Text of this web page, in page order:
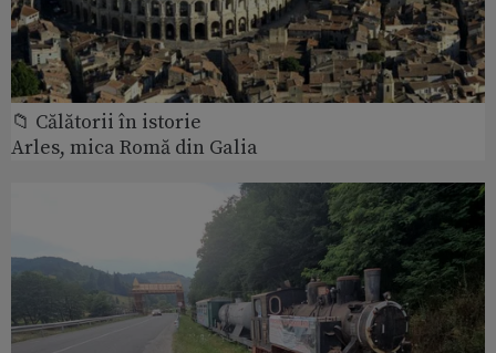
📁 Călătorii în istorie
Arles, mica Romă din Galia